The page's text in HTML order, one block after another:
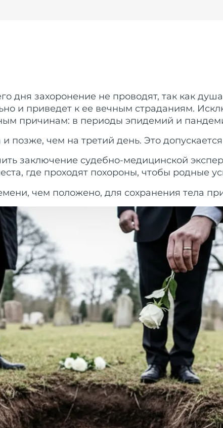
дня захоронение не проводят, так как
и приведет к ее вечным страданиям.
причинам: в периоды эпидемий и
позже, чем на третий день. Это допускается
заключение судебно-медицинской
где проходят похороны, чтобы родные
чем положено, для сохранения тела